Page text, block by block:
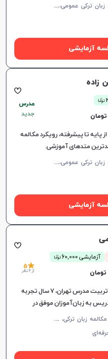
و جذ
م
کالمه زبان ترکی، زبان ترکی عمومی، زبان ترکی کودکان
آزمایشی
زاده
توما
ن
مدرس
جدید
تا پیشرفته، رویکرد مکالمه
متدهای آموزشی.
م
کالمه زبان ترکی، زبان ترکی عمومی، زبان ترکی کودکان
آزمایشی
آزمایشی 60,000 توما
ن
5
از 2 نظر
مدرک تومر و مدرک تدریس از دانشگاه تربیت مدرس تهران، ۷ سال تجربه
به زبان‌آموزان موفق در
ز
بان ترکی تجاری، مکالمه زبان ترکی، زبان ترکی عمومی